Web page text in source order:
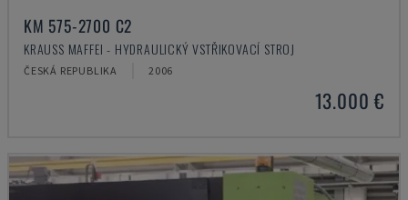
KM 575-2700 C2
KRAUSS MAFFEI - HYDRAULICKÝ VSTŘIKOVACÍ STROJ
ČESKÁ REPUBLIKA 2006
13.000 €